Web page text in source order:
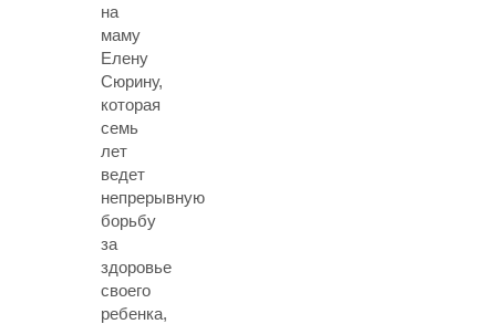
на
маму
Елену
Сюрину,
которая
семь
лет
ведет
непрерывную
борьбу
за
здоровье
своего
ребенка,